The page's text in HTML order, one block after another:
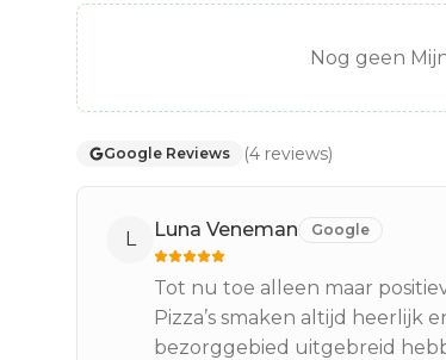
Nog geen
Google Reviews (4 reviews)
L Luna Veneman Google
Tot nu toe alleen maar
Pizza’s smaken altijd heerlijk
bezorggebied uitgebreid